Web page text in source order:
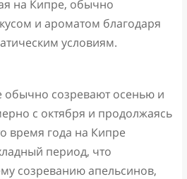
на Кипре, обычно
и ароматом благодаря
условиям.
обычно созревают осенью и
с октября и продолжаясь
время года на Кипре
период, что
созреванию апельсинов,